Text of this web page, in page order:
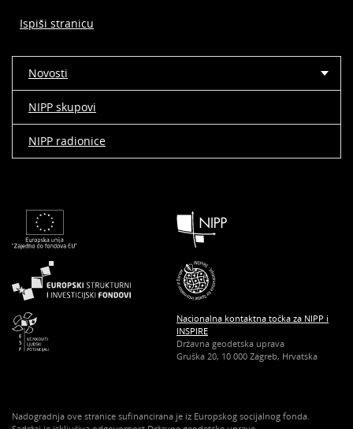
Ispiši stranicu
Novosti
NIPP skupovi
NIPP radionice
Nacionalna kontaktna točka za NIPP i
INSPIRE
Državna geodetska uprava
Gruška 20, 10 000 Zagreb, Hrvatska
Nadogradnja ove stranice sufinancirana je iz Europskog socijalnog fonda.